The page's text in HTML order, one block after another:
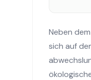
Neben
sich auf